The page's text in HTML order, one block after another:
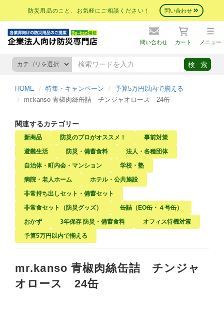
防災用品のこと、お気軽にご相談ください！ 問い合わせ
問い合わせ カート メニュー
HOME 特集・キャンペーン
予算5万円以内で揃える
mr.kanso 青椒肉絲缶詰 チンジャオロース 24缶
関連するカテゴリー
新商品 防災のプロがオススメ！
事前対策
避難生活
防災・備蓄食料
法人・各種団体
自治体・町内会・マンション
学校・塾
病院・老人ホーム
ホテル・公共施設
非常持ち出しセット・備蓄セット
非常食セット（防災グッズ）
缶詰（EO缶・４号缶）
おかず
3年保存 防災・備蓄食料
オフィス待機対策
予算5万円以内で揃える
mr.kanso 青椒肉絲缶詰 チンジャ
オロース 24缶